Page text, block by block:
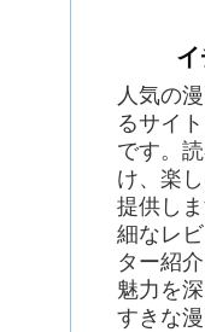
人気の
るサイ
です。
け、楽
提供し
細なレ
ター紹
魅力を
すきな